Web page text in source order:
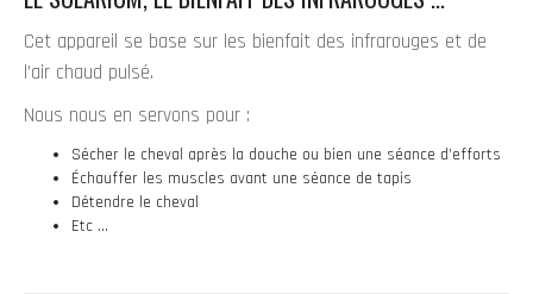
Cet appareil se base sur les bienfait des infrarouges et de
l’air chaud pulsé.
Nous nous en servons pour :
Sécher le cheval après la douche ou bien une séance d’efforts
Échauffer les muscles avant une séance de tapis
Détendre le cheval
Etc …